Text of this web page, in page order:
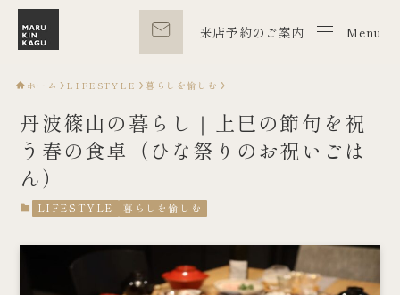
来店予約のご案内 Menu
Menu
ホーム LIFESTYLE 暮らしを愉しむ
丹波篠山の暮らし｜上巳の節句を祝
う春の食卓（ひな祭りのお祝いごは
ん）
LIFESTYLE 暮らしを愉しむ